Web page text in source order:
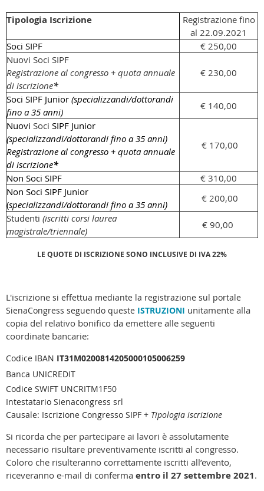
Tipologia Iscrizione
Registrazione fino
al 22.09.2021
Soci SIPF
€ 250,00
Nuovi Soci SIPF
Registrazione al congresso + quota annuale
di iscrizione*
€ 230,00
Soci SIPF Junior (specializzandi/dottorandi
fino a 35 anni)
€ 140,00
Nuovi Soci SIPF Junior
(specializzandi/dottorandi fino a 35 anni)
Registrazione al congresso + quota annuale
di iscrizione*
€ 170,00
Non Soci SIPF
€ 310,00
Non Soci SIPF Junior
(specializzandi/dottorandi fino a 35 anni)
€ 200,00
Studenti (iscritti corsi laurea
magistrale/triennale)
€ 90,00
LE QUOTE DI ISCRIZIONE SONO INCLUSIVE DI IVA 22%
L'iscrizione si effettua mediante la registrazione sul portale
SienaCongress seguendo queste ISTRUZIONI unitamente alla
copia del relativo bonifico da emettere alle seguenti
coordinate bancarie:
Codice IBAN IT31M0200814205000105006259
Banca UNICREDIT
Codice SWIFT UNCRITM1F50
Intestatario Sienacongress srl
Causale: Iscrizione Congresso SIPF + Tipologia iscrizione
Si ricorda che per partecipare ai lavori è assolutamente
necessario risultare preventivamente iscritti al congresso.
Coloro che risulteranno correttamente iscritti all’evento,
riceveranno e-mail di conferma entro il 27 settembre 2021.